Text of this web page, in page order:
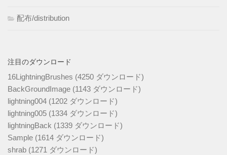
配布/distribution
注目のダウンロード
16LightningBrushes (4250 ダウンロード)
BackGroundImage (1143 ダウンロード)
lightning004 (1202 ダウンロード)
lightning005 (1334 ダウンロード)
lightningBack (1339 ダウンロード)
Sample (1614 ダウンロード)
shrab (1271 ダウンロード)